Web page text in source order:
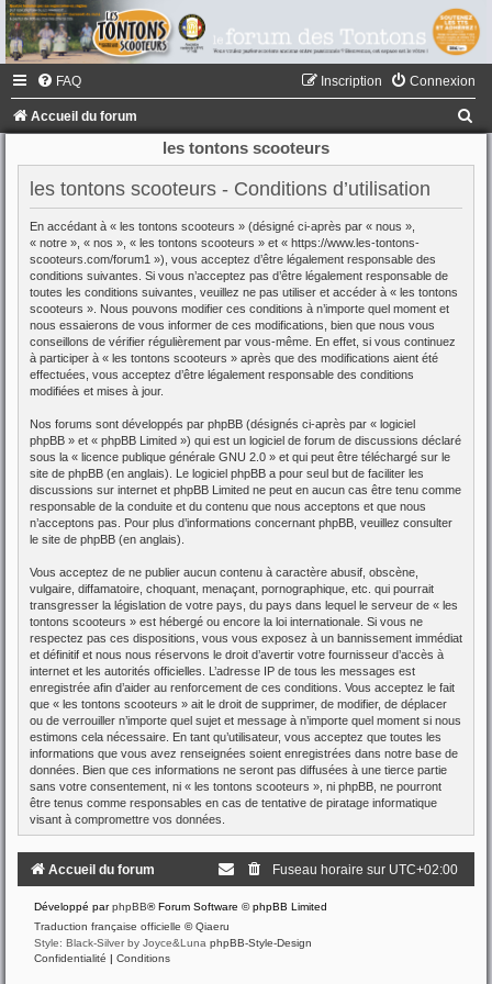
FAQ Connexion
Inscription
Accueil du forum
les tontons scooteurs
les tontons scooteurs - Conditions d’utilisation
En accédant à « les tontons scooteurs » (désigné ci-après par « nous »,
« notre », « nos », « les tontons scooteurs » et « https://www.les-tontons-
scooteurs.com/forum1 »), vous acceptez d’être légalement responsable des
conditions suivantes. Si vous n’acceptez pas d’être légalement responsable de
toutes les conditions suivantes, veuillez ne pas utiliser et accéder à « les tontons
scooteurs ». Nous pouvons modifier ces conditions à n’importe quel moment et
nous essaierons de vous informer de ces modifications, bien que nous vous
conseillons de vérifier régulièrement par vous-même. En effet, si vous continuez
à participer à « les tontons scooteurs » après que des modifications aient été
effectuées, vous acceptez d’être légalement responsable des conditions
modifiées et mises à jour.
Nos forums sont développés par phpBB (désignés ci-après par « logiciel
phpBB » et « phpBB Limited ») qui est un logiciel de forum de discussions déclaré
sous la « licence publique générale GNU 2.0 » et qui peut être téléchargé sur le
site de phpBB (en anglais). Le logiciel phpBB a pour seul but de faciliter les
discussions sur internet et phpBB Limited ne peut en aucun cas être tenu comme
responsable de la conduite et du contenu que nous acceptons et que nous
n’acceptons pas. Pour plus d’informations concernant phpBB, veuillez consulter
le site de phpBB (en anglais).
Vous acceptez de ne publier aucun contenu à caractère abusif, obscène,
vulgaire, diffamatoire, choquant, menaçant, pornographique, etc. qui pourrait
transgresser la législation de votre pays, du pays dans lequel le serveur de « les
tontons scooteurs » est hébergé ou encore la loi internationale. Si vous ne
respectez pas ces dispositions, vous vous exposez à un bannissement immédiat
et définitif et nous nous réservons le droit d’avertir votre fournisseur d’accès à
internet et les autorités officielles. L’adresse IP de tous les messages est
enregistrée afin d’aider au renforcement de ces conditions. Vous acceptez le fait
que « les tontons scooteurs » ait le droit de supprimer, de modifier, de déplacer
ou de verrouiller n’importe quel sujet et message à n’importe quel moment si nous
estimons cela nécessaire. En tant qu’utilisateur, vous acceptez que toutes les
informations que vous avez renseignées soient enregistrées dans notre base de
données. Bien que ces informations ne seront pas diffusées à une tierce partie
sans votre consentement, ni « les tontons scooteurs », ni phpBB, ne pourront
être tenus comme responsables en cas de tentative de piratage informatique
visant à compromettre vos données.
Accueil du forum Fuseau horaire sur UTC+02:00
Développé parphpBB® Forum Software © phpBB Limited
Traduction française officielle ©Qiaeru
Style: Black-Silver by Joyce&Luna phpBB-Style-Design
Confidentialité | Conditions